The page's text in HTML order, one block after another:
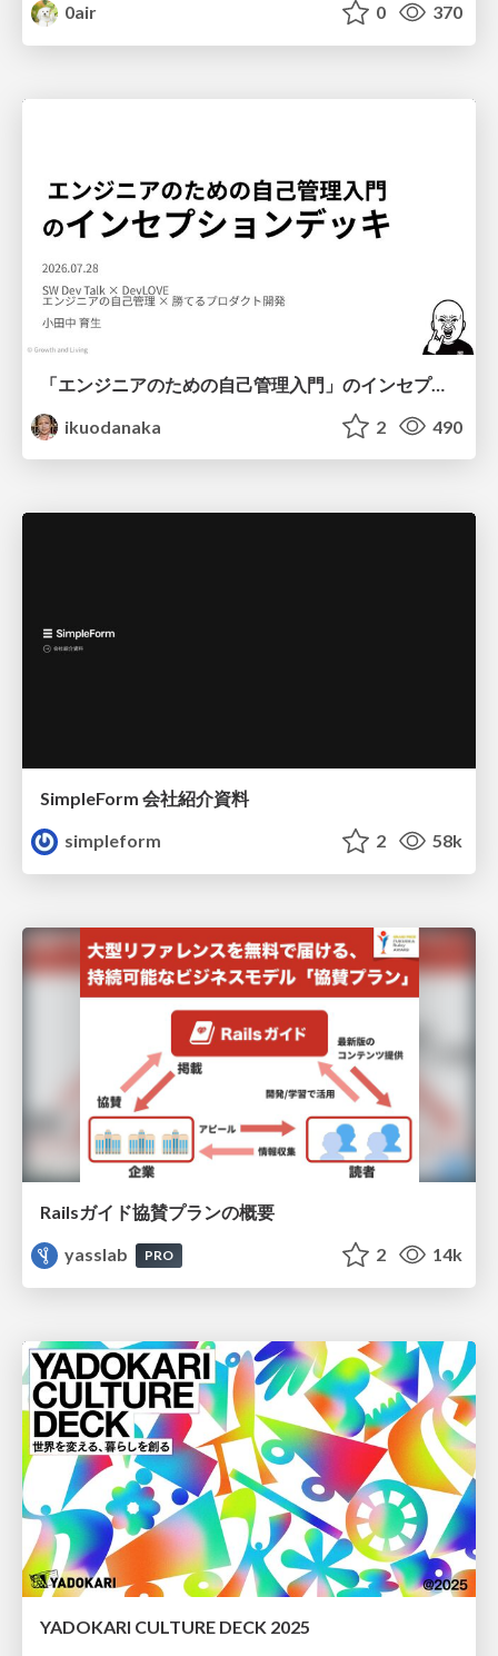
0air
0 370
「エンジニアのための自己管理入門」のインセプションデッキ/Inception Deck of Self-Management beginner's guide book
ikuodanaka
2 490
SimpleForm 会社紹介資料
simpleform
2 58k
Railsガイド協賛プランの概要
yasslab
PRO 2 14k
YADOKARI CULTURE DECK 2025